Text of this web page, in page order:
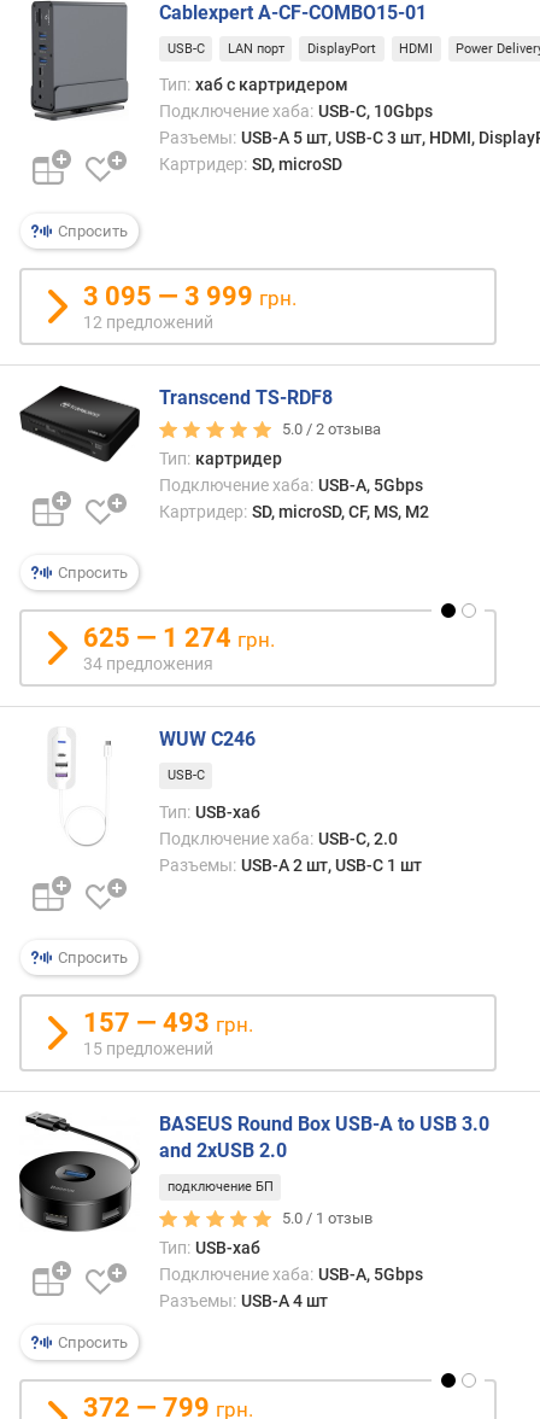
т
о
о
в
д
л
и
н
а
к
а
б
е
я
(
м
)
Спросить
Cablexpert A-CF-COMBO15-01
USB-C LAN порт DisplayPort HDMI Power
Тип: хаб с картридером
Подключение хаба: USB-C, 10Gbps
Разъемы: USB-A 5 шт, USB-C 3 шт, HDMI,
Картридер: SD, microSD
3 095 — 3 999 грн.
12 предложений
Спросить
Transcend TS-RDF8
5.0 /2 отзыва
Тип: картридер
Подключение хаба: USB-A, 5Gbps
Картридер: SD, microSD, CF, MS, M2
625 — 1 274 грн.
34 предложения
Спросить
WUW C246
USB-C
Тип: USB-хаб
Подключение хаба: USB-C, 2.0
Разъемы: USB-A 2 шт, USB-C 1 шт
157 — 493 грн.
15 предложений
Спросить
BASEUS Round Box USB-A to USB 3.0
and 2xUSB 2.0
подключение БП
5.0 / 1 отзыв
Тип: USB-хаб
Подключение хаба: USB-A, 5Gbps
Разъемы: USB-A 4 шт
372 — 799 грн.